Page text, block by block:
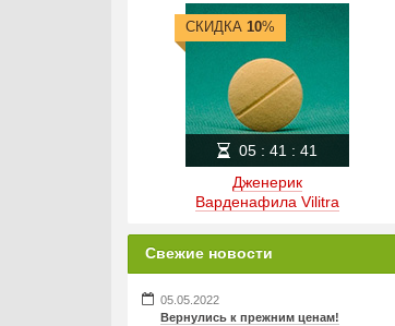
Дженерик
Варденафила Vilitra
СКИДКА 10%
05: 41 : 40
Свежие новости
05.05.2022
Вернулись к прежним ценам!